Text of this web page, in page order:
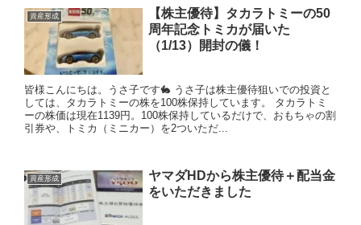
資産形成
【株主優待】タカラトミーの50
周年記念トミカが届いた
（1/13）開封の儀！
皆様こんにちは。うさ子です🐇 うさ子は株主優待狙いでの投資と
しては、タカラトミーの株を100株保持しています。 タカラトミ
ーの株価は現在1139円。100株保持しているだけで、おもちゃの割
引券や、トミカ（ミニカー）を2ついただ...
資産形成
ヤマダHDから株主優待＋配当金
をいただきました